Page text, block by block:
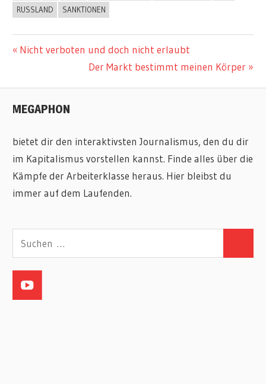
RUSSLAND
SANKTIONEN
Beitragsnavigation
Vorheriger
Nicht verboten und doch nicht erlaubt
Nächster
Der Markt bestimmt meinen Körper
MEGAPHON
bietet dir den interaktivsten Journalismus, den du dir
im Kapitalismus vorstellen kannst. Finde alles über die
Kämpfe der Arbeiterklasse heraus. Hier bleibst du
immer auf dem Laufenden.
Suchen
nach: